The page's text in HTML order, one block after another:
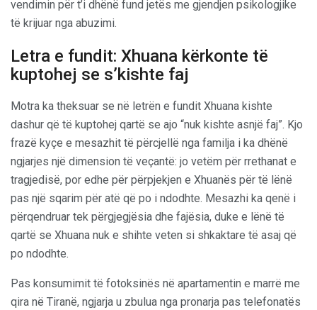
vendimin për t’i dhënë fund jetës me gjendjen psikologjike
të krijuar nga abuzimi.
Letra e fundit: Xhuana kërkonte të
kuptohej se s’kishte faj
Motra ka theksuar se në letrën e fundit Xhuana kishte
dashur që të kuptohej qartë se ajo “nuk kishte asnjë faj”. Kjo
frazë kyçe e mesazhit të përcjellë nga familja i ka dhënë
ngjarjes një dimension të veçantë: jo vetëm për rrethanat e
tragjedisë, por edhe për përpjekjen e Xhuanës për të lënë
pas një sqarim për atë që po i ndodhte. Mesazhi ka qenë i
përqendruar tek përgjegjësia dhe fajësia, duke e lënë të
qartë se Xhuana nuk e shihte veten si shkaktare të asaj që
po ndodhte.
Pas konsumimit të fotoksinës në apartamentin e marrë me
qira në Tiranë, ngjarja u zbulua nga pronarja pas telefonatës